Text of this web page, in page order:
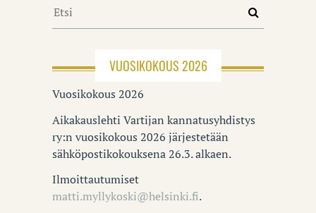
VUOSIKOKOUS 2026
Vuosikokous 2026
Aikakauslehti Vartijan kannatusyhdistys
ry:n vuosikokous 2026 järjestetään
sähköpostikokouksena 26.3. alkaen.
Ilmoittautumiset
matti.myllykoski@helsinki.fi.